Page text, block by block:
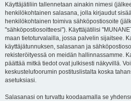
Käyttäjätiliin tallennetaan ainakin nimesi
henkilökohtainen salasana, jolla kirjaudut
henkilökohtainen toimiva sähköpostiosoite
"sähköpostiosoitteesi"). Käyttäjätilisi
maan tietoturvalailla, jossa palvelin sijaitsee.
käyttäjätunnuksen, salasanan ja
rekisteröityessä on meidän hallinnassamme.
päättää mitkä tiedot ovat julkisesti näkyvillä.
keskustelufoorumin postituslistalta koska
asetuksiasi.
Salasanasi on turvattu koodaamalla se